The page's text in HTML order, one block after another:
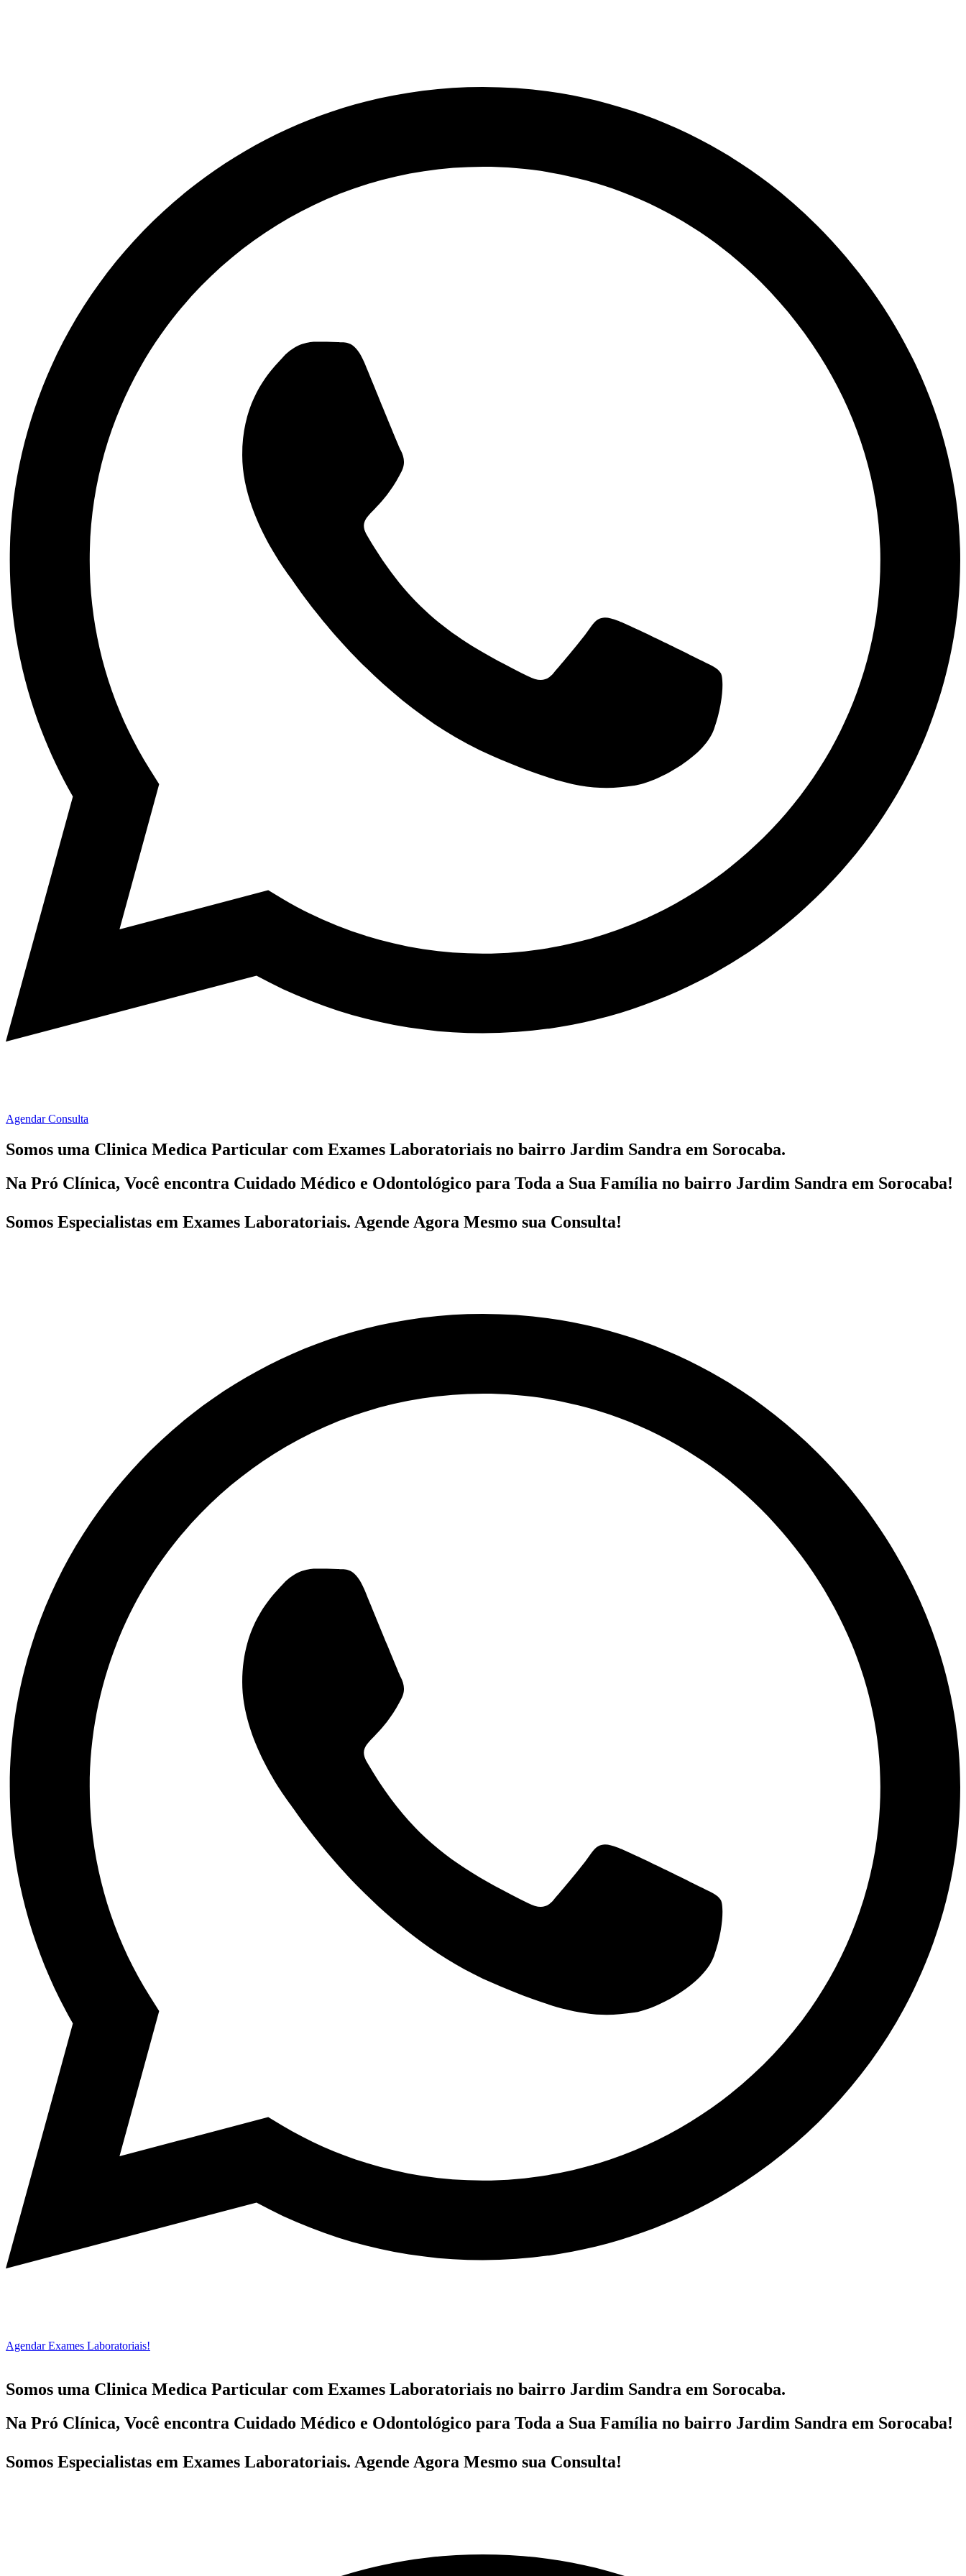
Agendar Consulta
Somos uma Clinica Medica Particular com Exames Laboratoriais no bairro Jardim Sandra em Sorocaba.
Na Pró Clínica, Você encontra Cuidado Médico e Odontológico para Toda a Sua Família no bairro Jardim Sandra em Sorocaba!
Somos Especialistas em Exames Laboratoriais. Agende Agora Mesmo sua Consulta!
Agendar Exames Laboratoriais!
Somos uma Clinica Medica Particular com Exames Laboratoriais no bairro Jardim Sandra em Sorocaba.
Na Pró Clínica, Você encontra Cuidado Médico e Odontológico para Toda a Sua Família no bairro Jardim Sandra em Sorocaba!
Somos Especialistas em Exames Laboratoriais. Agende Agora Mesmo sua Consulta!